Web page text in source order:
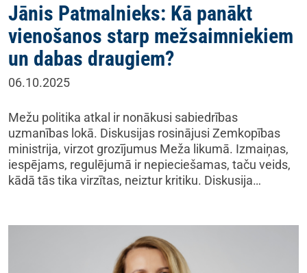
Jānis Patmalnieks: Kā panākt
vienošanos starp mežsaimniekiem
un dabas draugiem?
06.10.2025
Mežu politika atkal ir nonākusi sabiedrības
uzmanības lokā. Diskusijas rosinājusi Zemkopības
ministrija, virzot grozījumus Meža likumā. Izmaiņas,
iespējams, regulējumā ir nepieciešamas, taču veids,
kādā tās tika virzītas, neiztur kritiku. Diskusija…